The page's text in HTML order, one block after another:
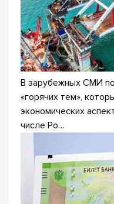
В зарубежных СМИ
«горячих тем»,
экономических
числе Ро…